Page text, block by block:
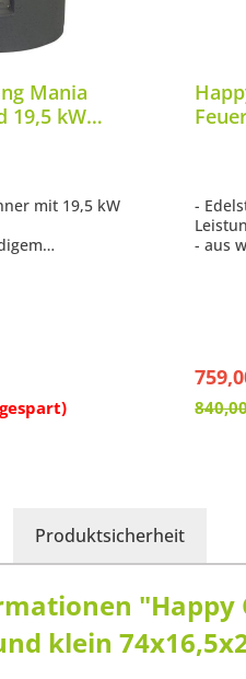
Mania
19,5 kW
mit 19,5 kW
-
- aus
Produktsicherheit
"Happy
klein